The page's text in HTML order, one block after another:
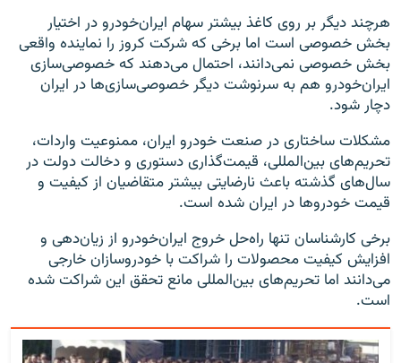
هرچند دیگر بر روی کاغذ بیشتر سهام ایران‌خودرو در اختیار
بخش خصوصی است اما برخی که شرکت کروز را نماینده واقعی
بخش خصوصی نمی‌دانند، احتمال می‌دهند که خصوصی‌سازی
ایران‌خودرو هم به سرنوشت دیگر خصوصی‌سازی‌ها در ایران
دچار شود.
مشکلات ساختاری در صنعت خودرو ایران، ممنوعیت واردات،
تحریم‌های بین‌المللی، قیمت‌گذاری دستوری و دخالت دولت در
سال‌های گذشته باعث نارضایتی بیشتر متقاضیان از کیفیت و
قیمت خودروها در ایران شده است.
برخی کارشناسان تنها راه‌حل خروج ایران‌خودرو از زیان‌دهی و
افزایش کیفیت محصولات را شراکت با خودروسازان خارجی
می‌دانند اما تحریم‌های بین‌المللی مانع تحقق این شراکت شده
است.